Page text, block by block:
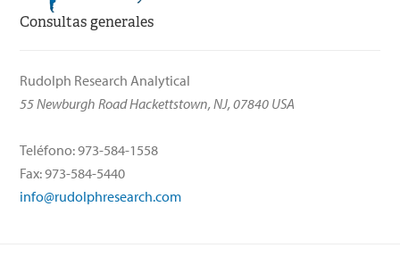
Consultas generales
Rudolph Research Analytical
55 Newburgh Road Hackettstown, NJ, 07840 USA
Teléfono: 973-584-1558
Fax: 973-584-5440
info@rudolphresearch.com